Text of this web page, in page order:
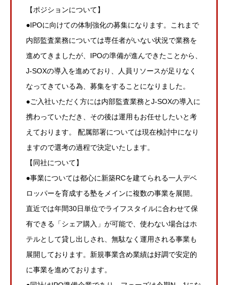
【ポジションについて】
●IPOに向けての体制強化の募集になります。これまで
内部監査業務については専任者がいない状況で業務を
進めてきましたが、IPOの準備が進んできたことから、
J-SOXの導入を進めており、人員リソースが足りなく
なってきている為、募集をすることになりました。
●ご入社いただく方には内部監査業務とJ-SOXの導入に
携わっていただき、その後は運用もお任せしたいと考
えております。 配属部署については現在検討中になり
ますので選考の過程で決定いたします。
【同社について】
●事業については都心に新築RCを建てられる一人デベ
ロッパーを育成する塾をメインに複数の事業を展開。
直近では年間30日単位でライフスタイルに合わせて保
有できる「シェア購入」が可能で、使わない場合はホ
テルとして貸し出しされ、無駄なく運用される事業も
展開しております。新規事業含め業績は好調で安定的
に事業を進めております。